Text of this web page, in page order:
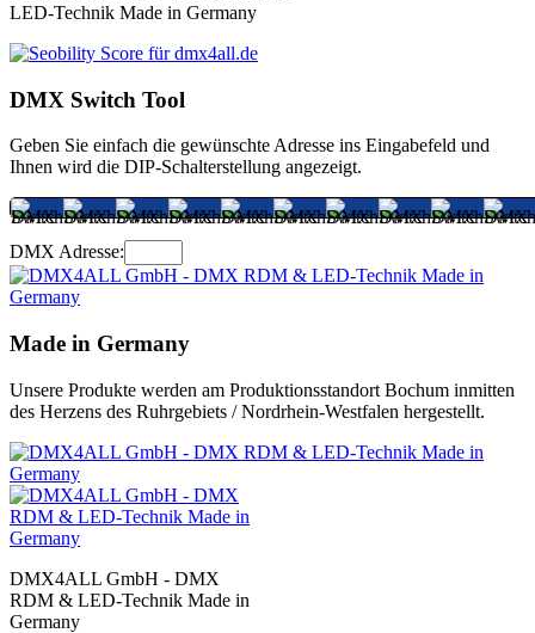
LED-Technik Made in Germany
DMX Switch Tool
Geben Sie einfach die gewünschte Adresse ins Eingabefeld und
Ihnen wird die DIP-Schalterstellung angezeigt.
DMX Adresse:
Made in Germany
Unsere Produkte werden am Produktionsstandort Bochum inmitten
des Herzens des Ruhrgebiets / Nordrhein-Westfalen hergestellt.
DMX4ALL GmbH - DMX
RDM & LED-Technik Made in
Germany